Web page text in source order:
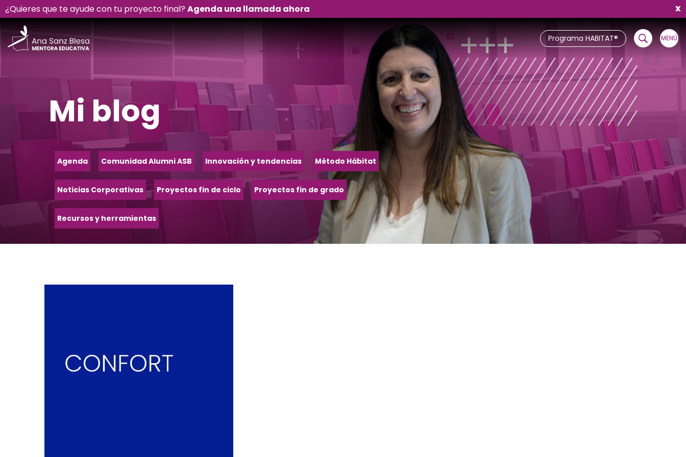
X
¿Quieres que te ayude con tu proyecto final? Agenda una llamada ahora
Programa HABITAT®
Mi blog
Agenda Comunidad Alumni ASB Innovación y tendencias Método Hábitat
Noticias Corporativas Proyectos fin de ciclo Proyectos fin de grado
Recursos y herramientas